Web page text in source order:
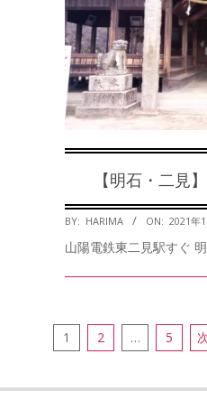
【明石・二見
2021-
01-
BY: HARIMA ON: 2021年
山陽電鉄東二見駅すぐ
投
の
1 2 … 5